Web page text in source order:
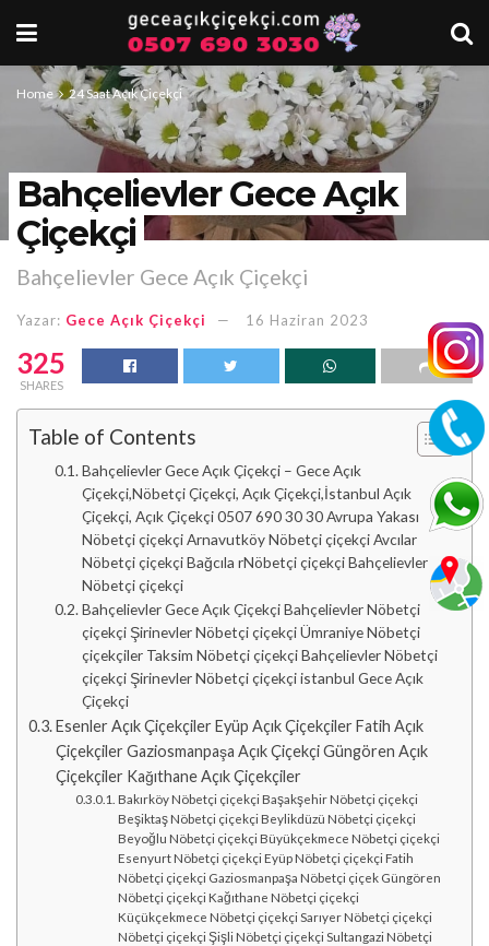
Home 24 Saat Açık Çiçekçi
Bahçelievler Gece Açık
Çiçekçi
Bahçelievler Gece Açık Çiçekçi
Yazar: Gece Açık Çiçekçi 16 Haziran 2023
325
SHARES
Table of Contents
Bahçelievler Gece Açık Çiçekçi – Gece Açık
Çiçekçi,Nöbetçi Çiçekçi, Açık Çiçekçi,İstanbul Açık
Çiçekçi, Açık Çiçekçi 0507 690 30 30 Avrupa Yakası
Nöbetçi çiçekçi Arnavutköy Nöbetçi çiçekçi Avcılar
Nöbetçi çiçekçi Bağcıla rNöbetçi çiçekçi Bahçelievler
Nöbetçi çiçekçi
Bahçelievler Gece Açık Çiçekçi Bahçelievler Nöbetçi
çiçekçi Şirinevler Nöbetçi çiçekçi Ümraniye Nöbetçi
çiçekçiler Taksim Nöbetçi çiçekçi Bahçelievler Nöbetçi
çiçekçi Şirinevler Nöbetçi çiçekçi istanbul Gece Açık
Çiçekçi
Esenler Açık Çiçekçiler Eyüp Açık Çiçekçiler Fatih Açık
Çiçekçiler Gaziosmanpaşa Açık Çiçekçi Güngören Açık
Çiçekçiler Kağıthane Açık Çiçekçiler
Bakırköy Nöbetçi çiçekçi Başakşehir Nöbetçi çiçekçi
Beşiktaş Nöbetçi çiçekçi Beylikdüzü Nöbetçi çiçekçi
Beyoğlu Nöbetçi çiçekçi Büyükçekmece Nöbetçi çiçekçi
Esenyurt Nöbetçi çiçekçi Eyüp Nöbetçi çiçekçi Fatih
Nöbetçi çiçekçi Gaziosmanpaşa Nöbetçi çiçek Güngören
Nöbetçi çiçekçi Kağıthane Nöbetçi çiçekçi
Küçükçekmece Nöbetçi çiçekçi Sarıyer Nöbetçi çiçekçi
Nöbetçi çiçekçi Şişli Nöbetçi çiçekçi Sultangazi Nöbetçi